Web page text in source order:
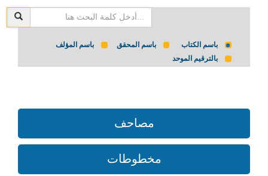
باسم الكتاب باسم المحقق
باسم المؤلف
بالترقيم الموحد
مصاحف
مخطوطات